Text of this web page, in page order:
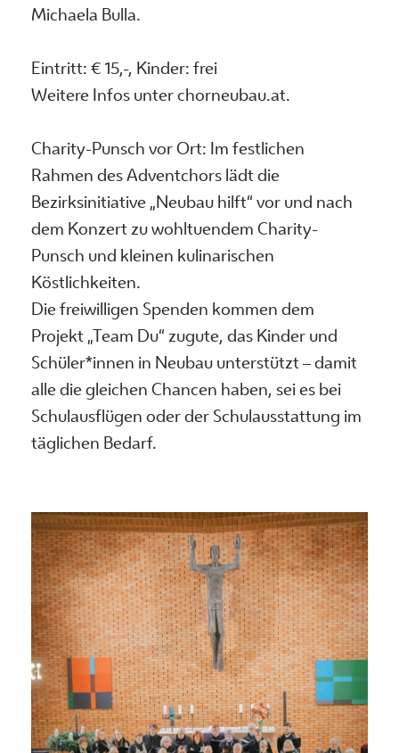
Michaela Bulla.
Eintritt: € 15,-, Kinder: frei
Weitere Infos unter chorneubau.at.
Charity-Punsch vor Ort: Im festlichen
Rahmen des Adventchors lädt die
Bezirksinitiative „Neubau hilft“ vor und nach
dem Konzert zu wohltuendem Charity-
Punsch und kleinen kulinarischen
Köstlichkeiten.
Die freiwilligen Spenden kommen dem
Projekt „Team Du“ zugute, das Kinder und
Schüler*innen in Neubau unterstützt – damit
alle die gleichen Chancen haben, sei es bei
Schulausflügen oder der Schulausstattung im
täglichen Bedarf.